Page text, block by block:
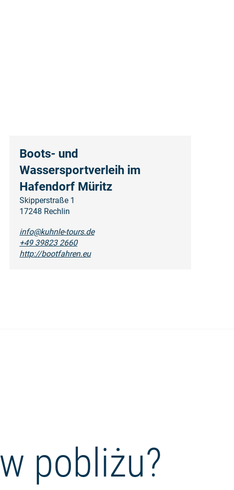
Boots- und
Wassersportverleih im
Hafendorf Müritz
Skipperstraße 1
17248 Rechlin
info@kuhnle-tours.de
+49 39823 2660
http://bootfahren.eu
pobliżu?